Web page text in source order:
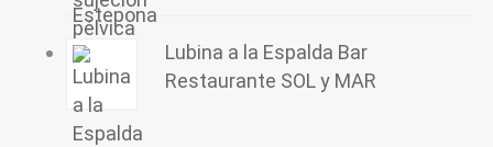
Lubina a la Espalda Bar
Restaurante SOL y MAR